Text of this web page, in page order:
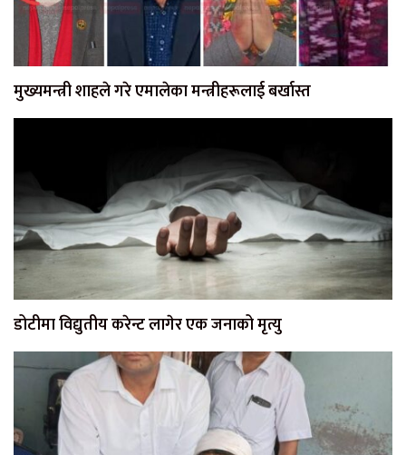
मुख्यमन्त्री शाहले गरे एमालेका मन्त्रीहरूलाई बर्खास्त
डोटीमा विद्युतीय करेन्ट लागेर एक जनाको मृत्यु